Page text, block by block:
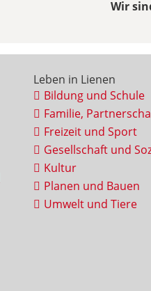
Wir
Leben in Lienen
Bildung und Schule
Familie,
Freizeit und Sport
Gesellschaft und
Kultur
Planen und Bauen
Umwelt und Tiere